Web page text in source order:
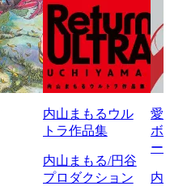
内山まもるウル
トラ作品集
内山まもる/円谷
プロダクション
愛
ボ
ー
内